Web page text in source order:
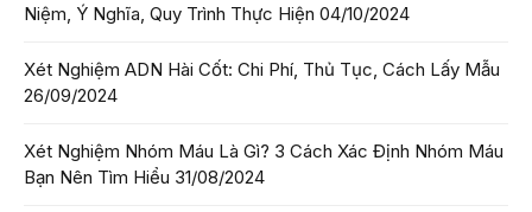
Niệm, Ý Nghĩa, Quy Trình Thực Hiện 04/10/2024
Xét Nghiệm ADN Hài Cốt: Chi Phí, Thủ Tục, Cách Lấy Mẫu
26/09/2024
Xét Nghiệm Nhóm Máu Là Gì? 3 Cách Xác Định Nhóm Máu
Bạn Nên Tìm Hiểu 31/08/2024